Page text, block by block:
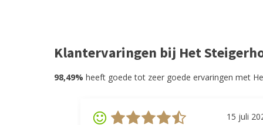
Klantervaringen bij Het
98,49% heeft goede tot zeer goede ervaringen met
15 juli